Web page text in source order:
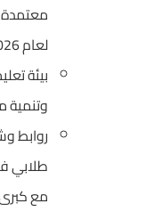
معتمدة
لعام 2026.
بيئة
وتنمية
روابط
طلابي
مع كبرى